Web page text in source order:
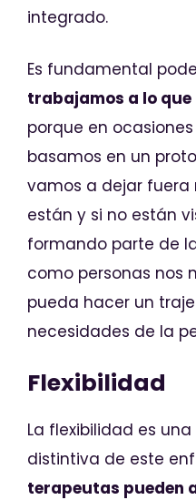
integrado.
Es fundamental
trabajamos a lo
porque en
basamos en un
vamos a dejar fuera
están y si no están
formando parte de
como personas nos
pueda hacer un
necesidades de la
Flexibilidad
La flexibilidad es
distintiva de este
terapeutas pueden